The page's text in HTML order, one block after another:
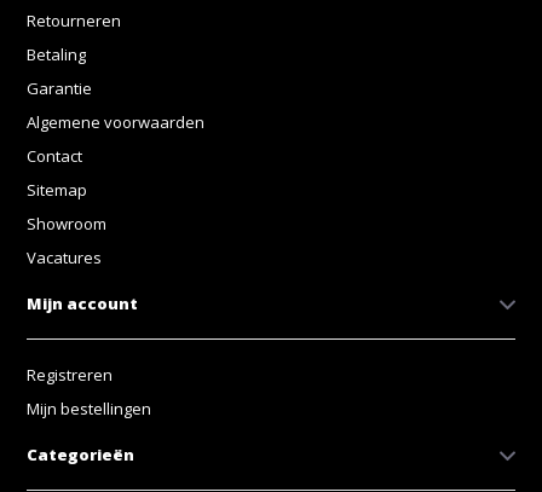
Retourneren
Betaling
Garantie
Algemene voorwaarden
Contact
Sitemap
Showroom
Vacatures
Mijn account
Registreren
Mijn bestellingen
Categorieën